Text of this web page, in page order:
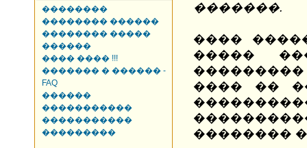
��������
�������� ������
�������� �����
������
���� ���� !!!
������� � ������ -
FAQ
������
�����������
�����������
���������
�������.
����
�����
���� ��
��������